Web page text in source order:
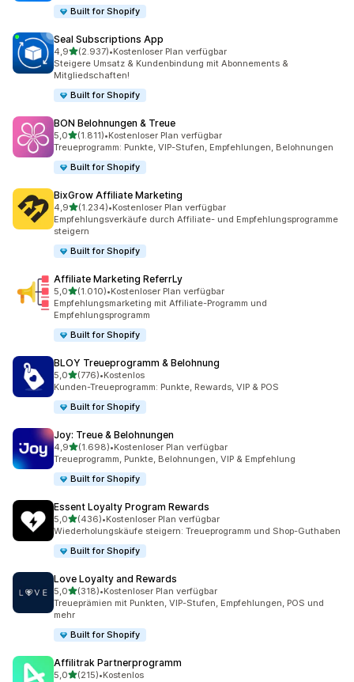
Built for Shopify
Seal Subscriptions App
4,9von 5 Sternen
(2.937)
2937 Rezensionen insgesamt
•Kostenloser Plan verfügbar
Steigere Umsatz & Kundenbindung mit Abonnements &
Mitgliedschaften!
Built for Shopify
BON Belohnungen & Treue
5,0von 5 Sternen
(1.811)
1811 Rezensionen insgesamt
•Kostenloser Plan verfügbar
Treueprogramm: Punkte, VIP-Stufen, Empfehlungen, Belohnungen
Built for Shopify
BixGrow Affiliate Marketing
4,9von 5 Sternen
(1.234)
1234 Rezensionen insgesamt
•Kostenloser Plan verfügbar
Empfehlungsverkäufe durch Affiliate- und Empfehlungsprogramme
steigern
Built for Shopify
Affiliate Marketing ReferrLy
5,0von 5 Sternen
(1.010)
1010 Rezensionen insgesamt
•Kostenloser Plan verfügbar
Empfehlungsmarketing mit Affiliate-Programm und
Empfehlungsprogramm
Built for Shopify
BLOY Treueprogramm & Belohnung
5,0von 5 Sternen
(776)
776 Rezensionen insgesamt
•Kostenlos
Kunden-Treueprogramm: Punkte, Rewards, VIP & POS
Built for Shopify
Joy: Treue & Belohnungen
4,9von 5 Sternen
(1.698)
1698 Rezensionen insgesamt
•Kostenloser Plan verfügbar
Treueprogramm, Punkte, Belohnungen, VIP & Empfehlung
Built for Shopify
Essent Loyalty Program Rewards
5,0von 5 Sternen
(436)
436 Rezensionen insgesamt
•Kostenloser Plan verfügbar
Wiederholungskäufe steigern: Treueprogramm und Shop-Guthaben
Built for Shopify
Love Loyalty and Rewards
5,0von 5 Sternen
(318)
318 Rezensionen insgesamt
•Kostenloser Plan verfügbar
Treueprämien mit Punkten, VIP-Stufen, Empfehlungen, POS und
mehr
Built for Shopify
Affilitrak Partnerprogramm
5,0von 5 Sternen
(215)
215 Rezensionen insgesamt
•Kostenlos